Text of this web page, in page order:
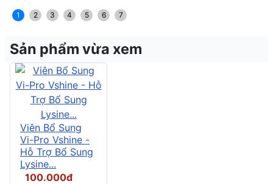
1 2 3 4 5 6 7
Sản phẩm vừa xem
Viên Bổ Sung
Vi-Pro Vshine -
Hỗ Trợ Bổ Sung
Lysine...
100.000đ